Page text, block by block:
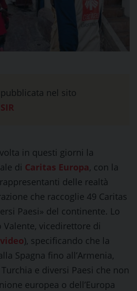
pubblicata nel sito
in questi giorni la
di Caritas Europa, con la
delle realtà
che raccoglie 49 Caritas
Paesi» del continente. Lo
Valente, vicedirettore di
), specificando che la
Spagna fino all’Armenia,
e diversi Paesi che non
europea o dell’Europa